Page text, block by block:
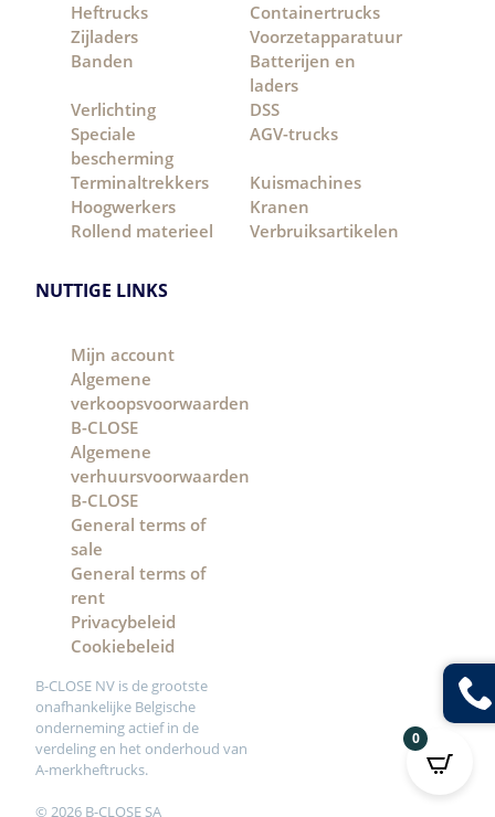
0
Heftrucks
Containertrucks
Zijladers
Voorzetapparatuur
Banden
Batterijen en
laders
Verlichting
DSS
Speciale
bescherming
AGV-trucks
Terminaltrekkers
Kuismachines
Hoogwerkers
Kranen
Rollend materieel
Verbruiksartikelen
NUTTIGE LINKS
Mijn account
Algemene
verkoopsvoorwaarden
B-CLOSE
Algemene
verhuursvoorwaarden
B-CLOSE
General terms of
sale
General terms of
rent
Privacybeleid
Cookiebeleid
B-CLOSE NV is de grootste
onafhankelijke Belgische
onderneming actief in de
verdeling en het onderhoud van
A-merkheftrucks.
© 2026 B-CLOSE SA